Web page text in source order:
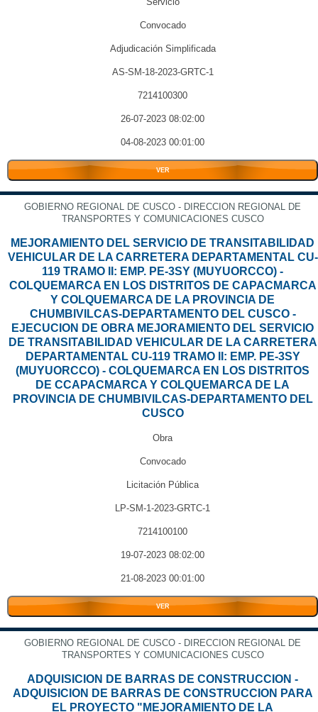
Convocado
Adjudicación Simplificada
AS-SM-18-2023-GRTC-1
7214100300
26-07-2023 08:02:00
04-08-2023 00:01:00
VER
GOBIERNO REGIONAL DE CUSCO - DIRECCION REGIONAL DE
TRANSPORTES Y COMUNICACIONES CUSCO
MEJORAMIENTO DEL SERVICIO DE TRANSITABILIDAD
VEHICULAR DE LA CARRETERA DEPARTAMENTAL CU-
119 TRAMO II: EMP. PE-3SY (MUYUORCCO) -
COLQUEMARCA EN LOS DISTRITOS DE CAPACMARCA
Y COLQUEMARCA DE LA PROVINCIA DE
CHUMBIVILCAS-DEPARTAMENTO DEL CUSCO -
EJECUCION DE OBRA MEJORAMIENTO DEL SERVICIO
DE TRANSITABILIDAD VEHICULAR DE LA CARRETERA
DEPARTAMENTAL CU-119 TRAMO II: EMP. PE-3SY
(MUYUORCCO) - COLQUEMARCA EN LOS DISTRITOS
DE CCAPACMARCA Y COLQUEMARCA DE LA
PROVINCIA DE CHUMBIVILCAS-DEPARTAMENTO DEL
CUSCO
Obra
Convocado
Licitación Pública
LP-SM-1-2023-GRTC-1
7214100100
19-07-2023 08:02:00
21-08-2023 00:01:00
VER
GOBIERNO REGIONAL DE CUSCO - DIRECCION REGIONAL DE
TRANSPORTES Y COMUNICACIONES CUSCO
ADQUISICION DE BARRAS DE CONSTRUCCION -
ADQUISICION DE BARRAS DE CONSTRUCCION PARA
EL PROYECTO "MEJORAMIENTO DE LA